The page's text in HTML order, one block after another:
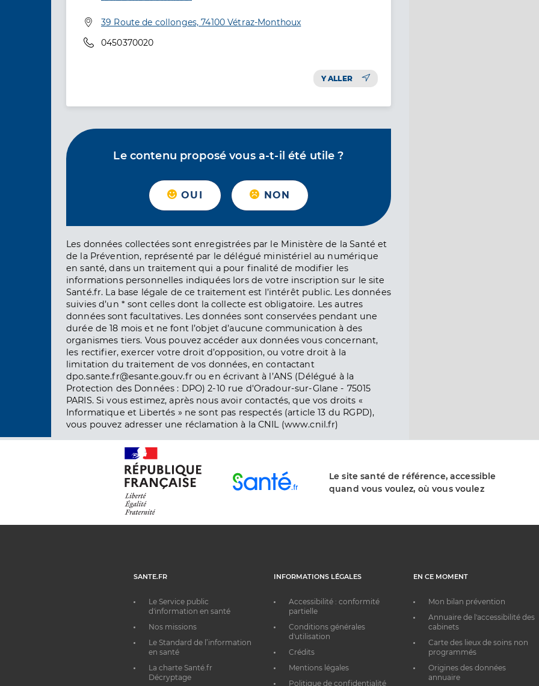
Adresse
39 Route de collonges, 74100 Vétraz-Monthoux
Téléphone
0450370020
Y ALLER
Le contenu proposé vous a-t-il été utile ?
OUI NON
Les données collectées sont enregistrées par le Ministère de la Santé et
de la Prévention, représenté par le délégué ministériel au numérique
en santé, dans un traitement qui a pour finalité de modifier les
informations personnelles indiquées lors de votre inscription sur le site
Santé.fr. La base légale de ce traitement est l’intérêt public. Les données
suivies d’un * sont celles dont la collecte est obligatoire. Les autres
données sont facultatives. Les données sont conservées pendant une
durée de 18 mois et ne font l’objet d’aucune communication à des
organismes tiers. Vous pouvez accéder aux données vous concernant,
les rectifier, exercer votre droit d’opposition, ou votre droit à la
limitation du traitement de vos données, en contactant
dpo.sante.fr@esante.gouv.fr ou en écrivant à l’ANS (Délégué à la
Protection des Données : DPO) 2-10 rue d'Oradour-sur-Glane - 75015
PARIS. Si vous estimez, après nous avoir contactés, que vos droits «
Informatique et Libertés » ne sont pas respectés (article 13 du RGPD),
vous pouvez adresser une réclamation à la CNIL (www.cnil.fr)
Le site santé de référence, accessible
quand vous voulez, où vous voulez
SANTE.FR
Le Service public
d'information en santé
Nos missions
Le Standard de l’information
en santé
La charte Santé.fr
Décryptage
INFORMATIONS LÉGALES
Accessibilité : conformité
partielle
Conditions générales
d'utilisation
Crédits
Mentions légales
Politique de confidentialité
EN CE MOMENT
Mon bilan prévention
Annuaire de l'accessibilité des
cabinets
Carte des lieux de soins non
programmés
Origines des données
annuaire